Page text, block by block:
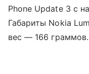
Phone Update 3 с
Габариты Nokia
вес — 166 граммов.